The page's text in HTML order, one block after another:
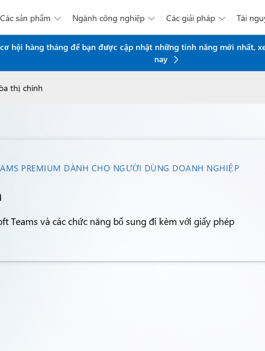
Chuyển đến nội dung chính
Các sản phẩm  Ngành công nghiệp  Các giải pháp  Tài
hàng tháng để bạn được cập nhật những tính năng mới nhất,
nay
thị chính
PREMIUM DÀNH CHO NGƯỜI DÙNG DOANH NGHIỆP
Teams và các chức năng bổ sung đi kèm với giấy phép